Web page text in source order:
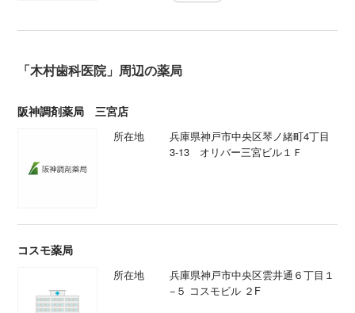
「木村歯科医院」周辺の薬局
阪神調剤薬局 三宮店
所在地
兵庫県神戸市中央区琴ノ緒町4丁目
3-13 オリバー三宮ビル１Ｆ
コスモ薬局
所在地
兵庫県神戸市中央区雲井通６丁目１
−５ コスモビル ２F